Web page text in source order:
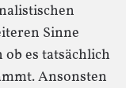
Sinne
ob es tatsächlich
Ansonsten